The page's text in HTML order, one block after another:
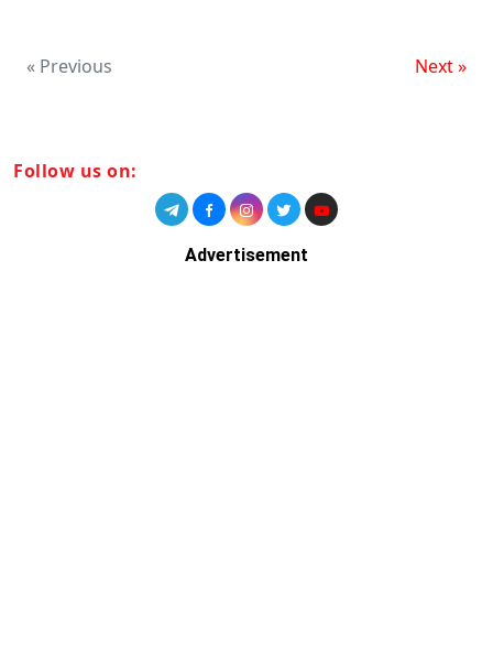
« Previous Next »
Follow us on:
Advertisement